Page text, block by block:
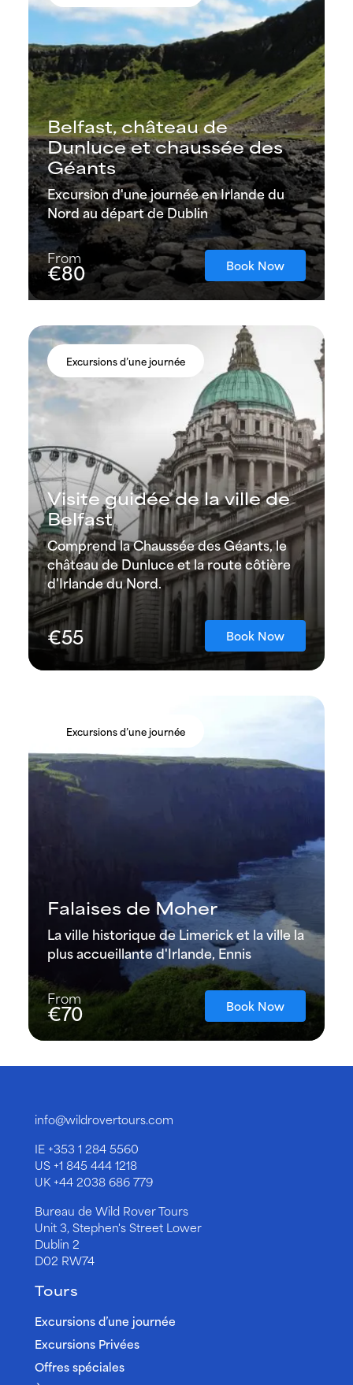
Belfast, château de
Dunluce et chaussée des
Géants
Excursion d'une journée en Irlande du
Nord au départ de Dublin
From
€80 Book Now
Excursions d’une journée
Visite guidée de la ville de
Belfast
Comprend la Chaussée des Géants, le
château de Dunluce et la route côtière
d'Irlande du Nord.
€55 Book Now
Excursions d’une journée
Falaises de Moher
La ville historique de Limerick et la ville la
plus accueillante d'Irlande, Ennis
From
€70 Book Now
info@wildrovertours.com
IE+353 1 284 5560
US+1 845 444 1218
UK+44 2038 686 779
Bureau de Wild Rover Tours
Unit 3, Stephen's Street Lower
Dublin 2
D02 RW74
Tours
Excursions d’une journée
Excursions Privées
Offres spéciales